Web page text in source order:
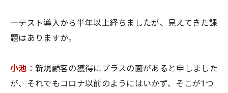
―テスト導入から半年以上経ちましたが、見えてきた課
題はありますか。
小池 ：新規顧客の獲得にプラスの面があると申しました
が、それでもコロナ以前のようにはいかず、そこが1つ